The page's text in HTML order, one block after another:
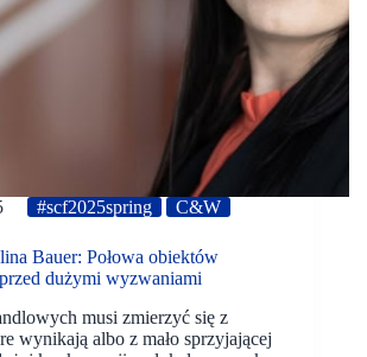
#scf2025spring C&W
Bauer: Połowa obiektów
dużymi wyzwaniami
musi zmierzyć się z
wynikają albo z mało sprzyjającej